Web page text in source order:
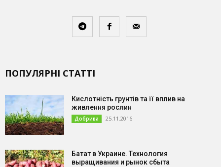
ПОПУЛЯРНІ СТАТТІ
Кислотність грунтів та її вплив на
живлення рослин
Добрива 25.11.2016
Батат в Украине. Технология
выращивания и рынок сбыта